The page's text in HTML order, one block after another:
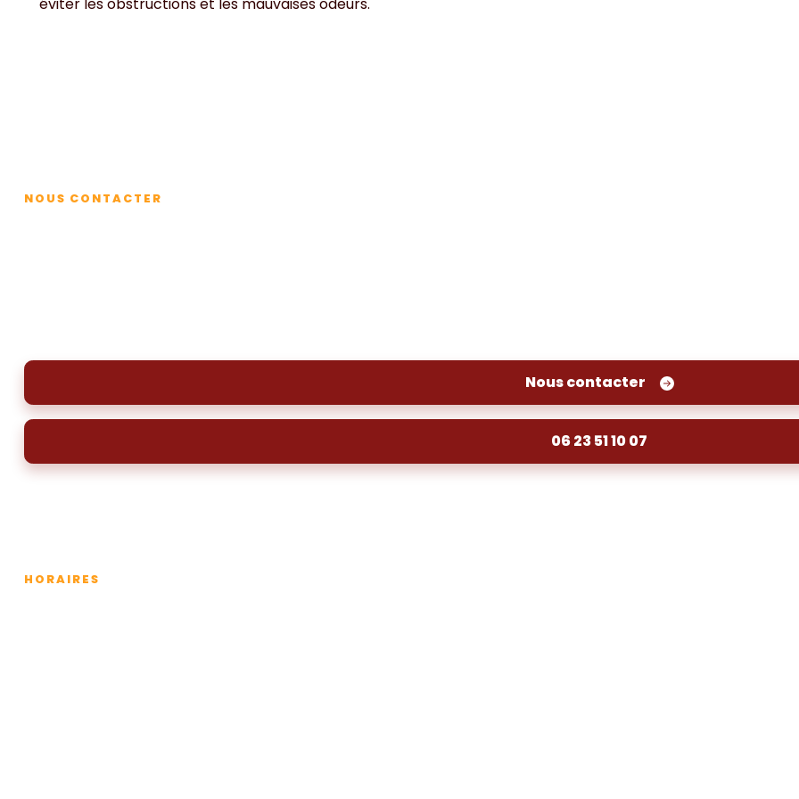
Contact
NOUS CONTACTER
Nous contacter
06 23 51 10 07
HORAIRES